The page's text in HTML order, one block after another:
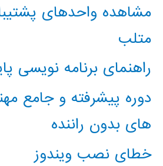
مشاهده واحدهای
متلب
راهنمای برنامه نویسی
دوره پیشرفته و جامع
های بدون راننده
خطای نصب ویندوز